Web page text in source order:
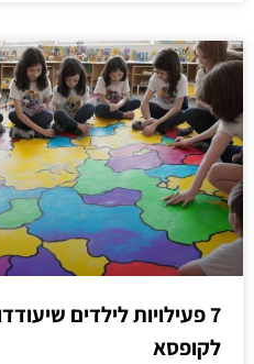
7 פעילויות לילדים
לקופסא